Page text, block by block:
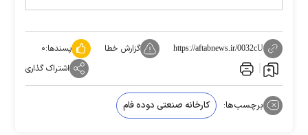
https://aftabnews.ir/0032cU گزارش خطا پسندها:۰
اشتراک گذاری
برچسب‌ها: کارخانه صنعتی دوده فام